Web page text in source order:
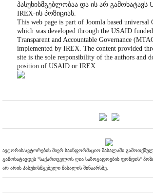
პასუხისმგებლობაა და ის არ გამოხატავს
IREX-ის პოზიციას.
This web page is part of Joomla based universal
which was developed through the USAID
Transparent and Accountable Governance
implemented by IREX. The content provided
site is the sole responsibility of the authors and
position of USAID or IREX.
ავტორის/ავტორების მიერ საინფორმაციო მასალაში
გამოხატავდეს "საქართველოს ღია საზოგადოების ფონდის"
არ არის პასუხისმგებელი მასალის შინაარსზე.